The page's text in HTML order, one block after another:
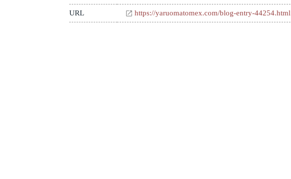
URL https://yaruomatomex.com/blog-entry-44254.html